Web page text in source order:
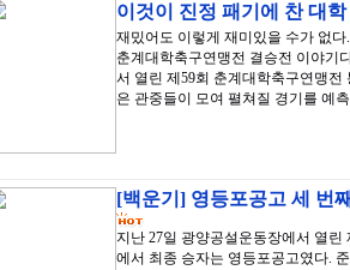
이것이 진정 패기에 찬 대
재밌어도 이렇게 재미있을 수가 없
춘계대학축구연맹전 결승전 이야기
서 열린 제59회 춘계대학축구연맹
은 관중들이 모여 펼쳐질 경기를 예
[백운기] 영등포공고 세 번
지난 27일 광양공설운동장에서 열
에서 최종 승자는 영등포공고였다.